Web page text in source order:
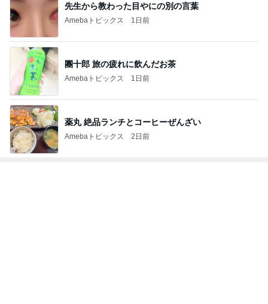
先生から教わった目やにの別の言葉
Amebaトピックス 1日前
團十郎 旅の疲れに飲んだお茶
Amebaトピックス 1日前
薬丸 絶品ランチとコーヒーぜんざい
Amebaトピックス 2日前